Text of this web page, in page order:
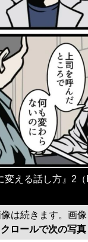
変える話し方』2
は続きます。画像
クロールで次の写真